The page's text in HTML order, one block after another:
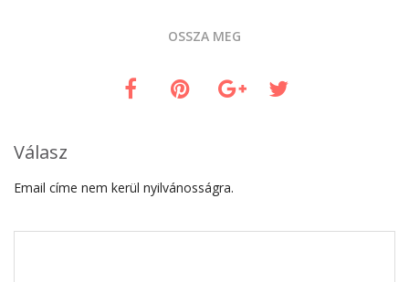
OSSZA MEG
Válasz
Email címe nem kerül nyilvánosságra.